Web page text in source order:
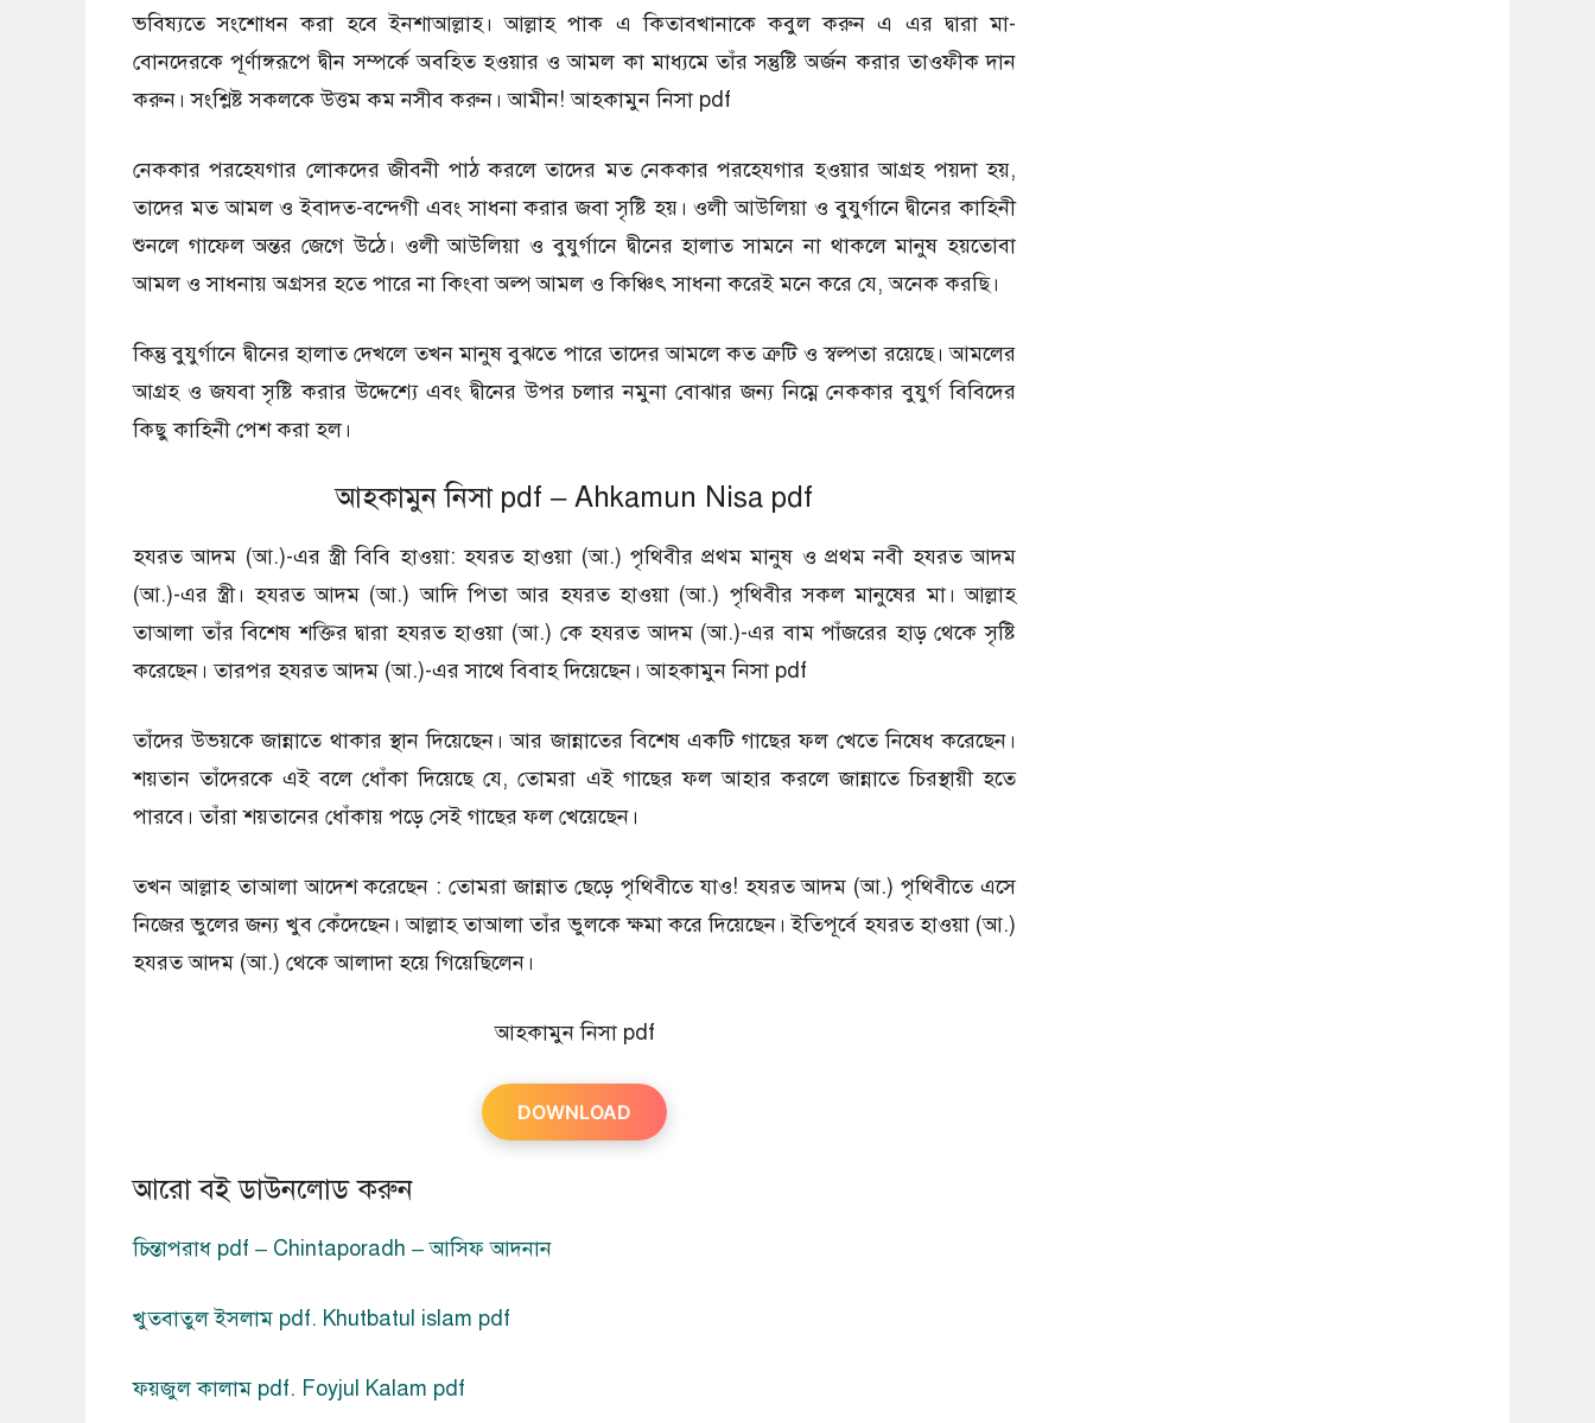
ভবিষ্যতে সংশোধন করা হবে ইনশাআল্লাহ। আল্লাহ পাক এ কিতাবখানাকে কবুল করুন এ এর দ্বারা মা-
বোনদেরকে পূর্ণাঙ্গরূপে দ্বীন সম্পর্কে অবহিত হওয়ার ও আমল কা মাধ্যমে তাঁর সন্তুষ্টি অর্জন করার তাওফীক দান
করুন। সংশ্লিষ্ট সকলকে উত্তম কম নসীব করুন। আমীন! আহকামুন নিসা pdf
নেককার পরহেযগার লোকদের জীবনী পাঠ করলে তাদের মত নেককার পরহেযগার হওয়ার আগ্রহ পয়দা হয়,
তাদের মত আমল ও ইবাদত-বন্দেগী এবং সাধনা করার জবা সৃষ্টি হয়। ওলী আউলিয়া ও বুযুর্গানে দ্বীনের কাহিনী
শুনলে গাফেল অন্তর জেগে উঠে। ওলী আউলিয়া ও বুযুর্গানে দ্বীনের হালাত সামনে না থাকলে মানুষ হয়তোবা
আমল ও সাধনায় অগ্রসর হতে পারে না কিংবা অল্প আমল ও কিঞ্চিৎ সাধনা করেই মনে করে যে, অনেক করছি।
কিন্তু বুযুর্গানে দ্বীনের হালাত দেখলে তখন মানুষ বুঝতে পারে তাদের আমলে কত ত্রুটি ও স্বল্পতা রয়েছে। আমলের
আগ্রহ ও জযবা সৃষ্টি করার উদ্দেশ্যে এবং দ্বীনের উপর চলার নমুনা বোঝার জন্য নিম্নে নেককার বুযুর্গ বিবিদের
কিছু কাহিনী পেশ করা হল।
আহকামুন নিসা pdf – Ahkamun Nisa pdf
হযরত আদম (আ.)-এর স্ত্রী বিবি হাওয়া: হযরত হাওয়া (আ.) পৃথিবীর প্রথম মানুষ ও প্রথম নবী হযরত আদম
(আ.)-এর স্ত্রী। হযরত আদম (আ.) আদি পিতা আর হযরত হাওয়া (আ.) পৃথিবীর সকল মানুষের মা। আল্লাহ
তাআলা তাঁর বিশেষ শক্তির দ্বারা হযরত হাওয়া (আ.) কে হযরত আদম (আ.)-এর বাম পাঁজরের হাড় থেকে সৃষ্টি
করেছেন। তারপর হযরত আদম (আ.)-এর সাথে বিবাহ দিয়েছেন। আহকামুন নিসা pdf
তাঁদের উভয়কে জান্নাতে থাকার স্থান দিয়েছেন। আর জান্নাতের বিশেষ একটি গাছের ফল খেতে নিষেধ করেছেন।
শয়তান তাঁদেরকে এই বলে ধোঁকা দিয়েছে যে, তোমরা এই গাছের ফল আহার করলে জান্নাতে চিরস্থায়ী হতে
পারবে। তাঁরা শয়তানের ধোঁকায় পড়ে সেই গাছের ফল খেয়েছেন।
তখন আল্লাহ তাআলা আদেশ করেছেন : তোমরা জান্নাত ছেড়ে পৃথিবীতে যাও! হযরত আদম (আ.) পৃথিবীতে এসে
নিজের ভুলের জন্য খুব কেঁদেছেন। আল্লাহ তাআলা তাঁর ভুলকে ক্ষমা করে দিয়েছেন। ইতিপূর্বে হযরত হাওয়া (আ.)
হযরত আদম (আ.) থেকে আলাদা হয়ে গিয়েছিলেন।
আহকামুন নিসা pdf
DOWNLOAD
আরো বই ডাউনলোড করুন
চিন্তাপরাধ pdf – Chintaporadh – আসিফ আদনান
খুতবাতুল ইসলাম pdf. Khutbatul islam pdf
ফয়জুল কালাম pdf. Foyjul Kalam pdf